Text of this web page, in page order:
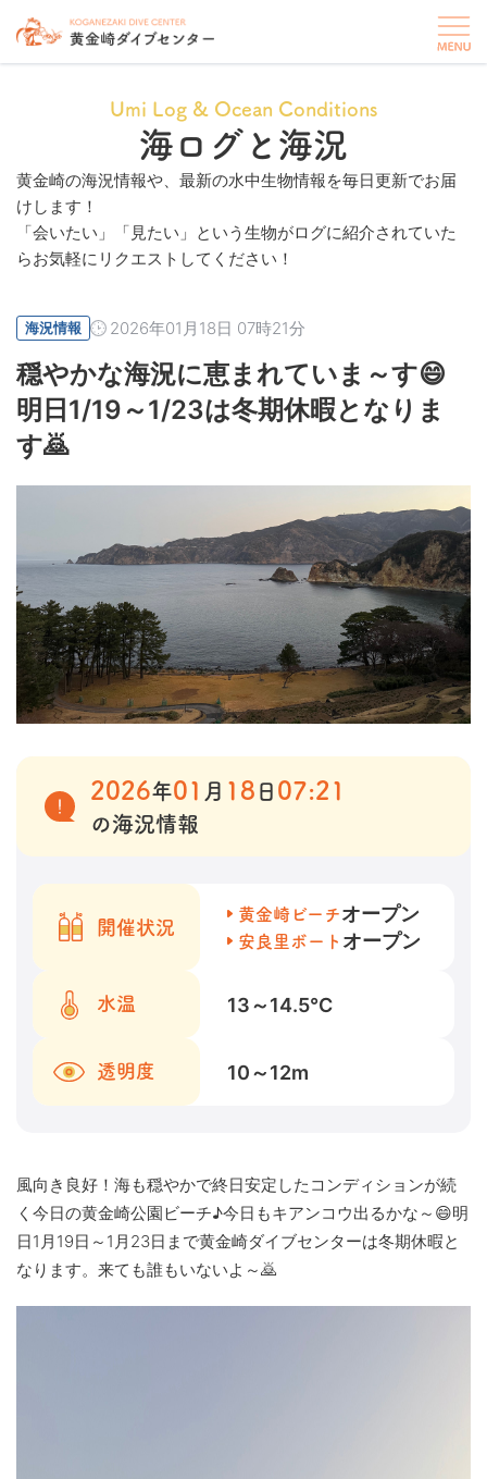
Umi Log & Ocean Conditions
海ログと海況
黄金崎の海況情報や、最新の水中生物情報を毎日更新でお届
けします！
「会いたい」「見たい」という生物がログに紹介されていた
らお気軽にリクエストしてください！
海況情報 2026年01月18日 07時21分
穏やかな海況に恵まれていま～す😄
明日1/19～1/23は冬期休暇となりま
す🙇
2026年01 月 18 日 07:21
の海況情報
開催状況
黄金崎ビーチオープン
安良里ボート オープン
水温 13～14.5℃
透明度 10～12m
風向き良好！海も穏やかで終日安定したコンディションが続
く今日の黄金崎公園ビーチ♪今日もキアンコウ出るかな～😄明
日1月19日～1月23日まで黄金崎ダイブセンターは冬期休暇と
なります。来ても誰もいないよ～🙇